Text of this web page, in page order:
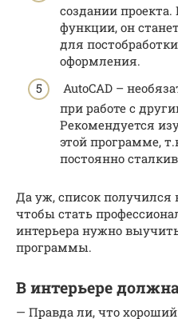
создании
функции, он
для
оформления.
AutoCAD –
при работе с
Рекомендуется
этой программе,
постоянно
Да уж, список
чтобы стать
интерьера нужно
программы.
В интерьере
— Правда ли, что